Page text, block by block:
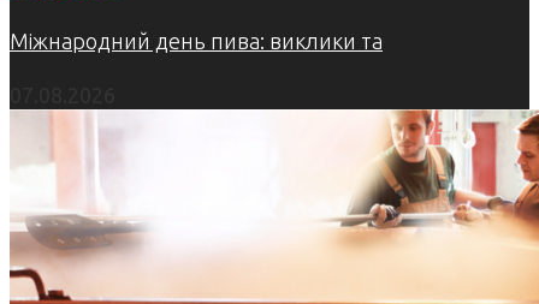
Міжнародний день пива: виклики та